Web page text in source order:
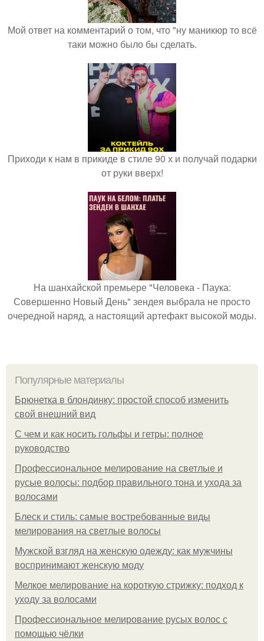
Мой ответ на комментарий о том, что "ну маникюр то всё
таки можно было бы сделать.
Приходи к нам в прикиде в стиле 90 х и получай подарки
от руки вверх!
На шанхайской премьере "Человека - Паука:
Совершенно Новый День" зендея выбрала не просто
очередной наряд, а настоящий артефакт высокой моды.
Популярные материалы
Брюнетка в блондинку: простой способ изменить
свой внешний вид
С чем и как носить гольфы и гетры: полное
руководство
Профессиональное мелирование на светлые и
русые волосы: подбор правильного тона и ухода за
волосами
Блеск и стиль: самые востребованные виды
мелирования на светлые волосы
Мужской взгляд на женскую одежду: как мужчины
воспринимают женскую моду
Мелкое мелирование на короткую стрижку: подход к
уходу за волосами
Профессиональное мелирование русых волос с
помощью чёлки